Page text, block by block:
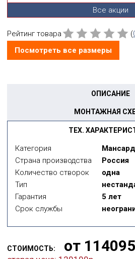
Все акции
Рейтинг товара (
Посмотреть все размеры
ТЕХ.
ОПИСАНИЕ
МОНТАЖНАЯ
Категория
Страна производства
Россия
Количество створок
одна
Тип
Гарантия
5 лет
Срок службы
СТОИМОСТЬ: от